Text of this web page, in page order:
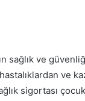
sağlık ve
ve
sigortası